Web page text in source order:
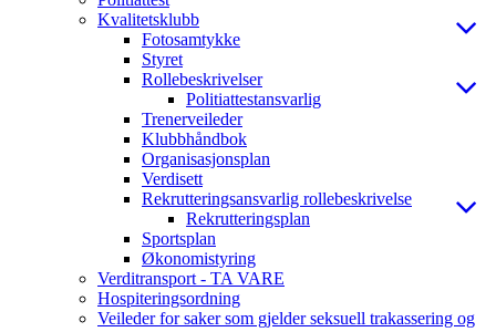
Kvalitetsklubb
Fotosamtykke
Styret
Rollebeskrivelser
Politiattestansvarlig
Trenerveileder
Klubbhåndbok
Organisasjonsplan
Verdisett
Rekrutteringsansvarlig rollebeskrivelse
Rekrutteringsplan
Sportsplan
Økonomistyring
Verditransport - TA VARE
Hospiteringsordning
Veileder for saker som gjelder seksuell trakassering og